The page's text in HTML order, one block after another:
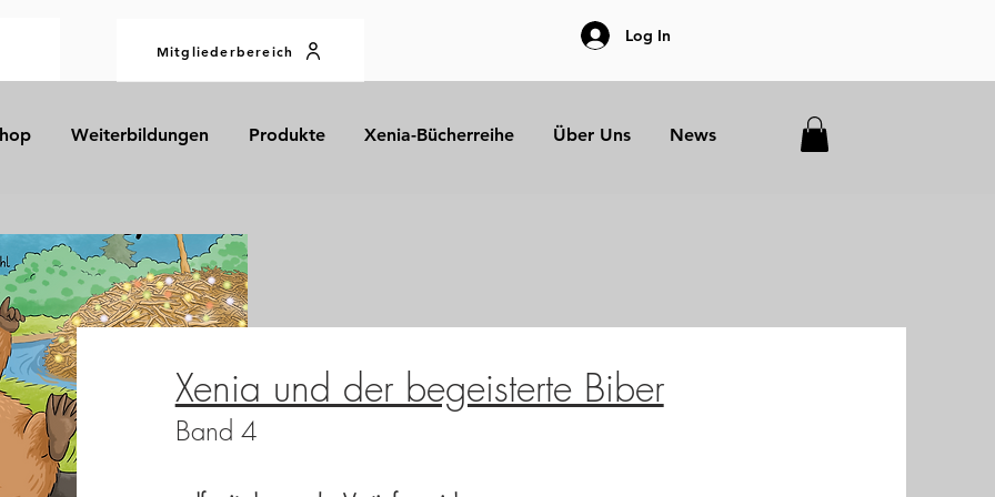
Mitgliederbereich
Log In
Weiterbildungen Produkte Xenia-Bücherreihe Über Uns News
Xenia und der begeisterte Biber
Band 4